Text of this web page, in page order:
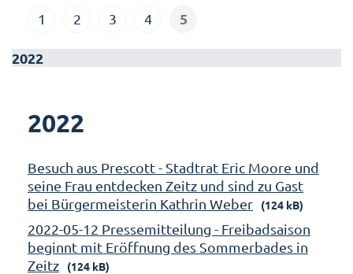
1 2 3 4 5
2022
2022
Besuch aus Prescott - Stadtrat Eric Moore und
seine Frau entdecken Zeitz und sind zu Gast
bei Bürgermeisterin Kathrin Weber
(124 kB)
2022-05-12 Pressemitteilung - Freibadsaison
beginnt mit Eröffnung des Sommerbades in
Zeitz
(124 kB)